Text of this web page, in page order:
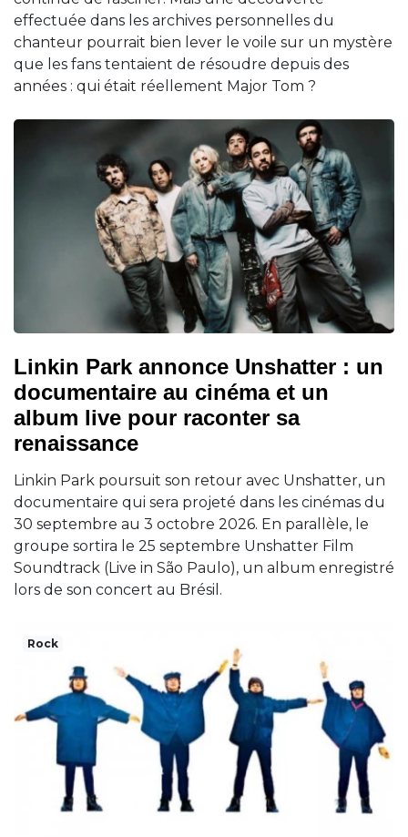
effectuée dans les archives personnelles du
chanteur pourrait bien lever le voile sur un mystère
que les fans tentaient de résoudre depuis des
années : qui était réellement Major Tom ?
Linkin Park annonce Unshatter : un
documentaire au cinéma et un
album live pour raconter sa
renaissance
Linkin Park poursuit son retour avec Unshatter, un
documentaire qui sera projeté dans les cinémas du
30 septembre au 3 octobre 2026. En parallèle, le
groupe sortira le 25 septembre Unshatter Film
Soundtrack (Live in São Paulo), un album enregistré
lors de son concert au Brésil.
Rock